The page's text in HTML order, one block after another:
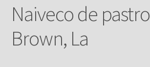
Naiveco de pastro
Brown, La